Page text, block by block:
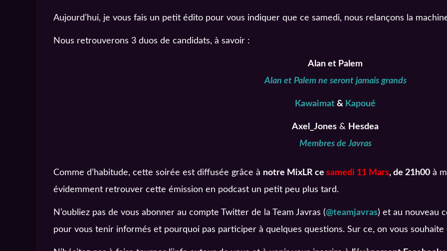
Aujourd’hui, je vous fais un petit édito pour vous indiquer que ce samedi, nous relançons la
Nous retrouverons 3 duos de candidats, à savoir :
Alan et Palem
Alan et Palem ne seront jamais grands
Kawaimat & Kapoué
Axel_Jones & Hesdea
Membres de Javras
Comme d’habitude, cette soirée est diffusée grâce à notre MixLR ce samedi 11 Mars, de 21h00 à
évidemment retrouver cette émission en podcast un petit peu plus tard.
N’oubliez pas de vous abonner au compte Twitter de la Team Javras (@teamjavras) et au nouveau
pour vous tenir informés et pourquoi pas participer à quelques questions. Sur ce, on vous